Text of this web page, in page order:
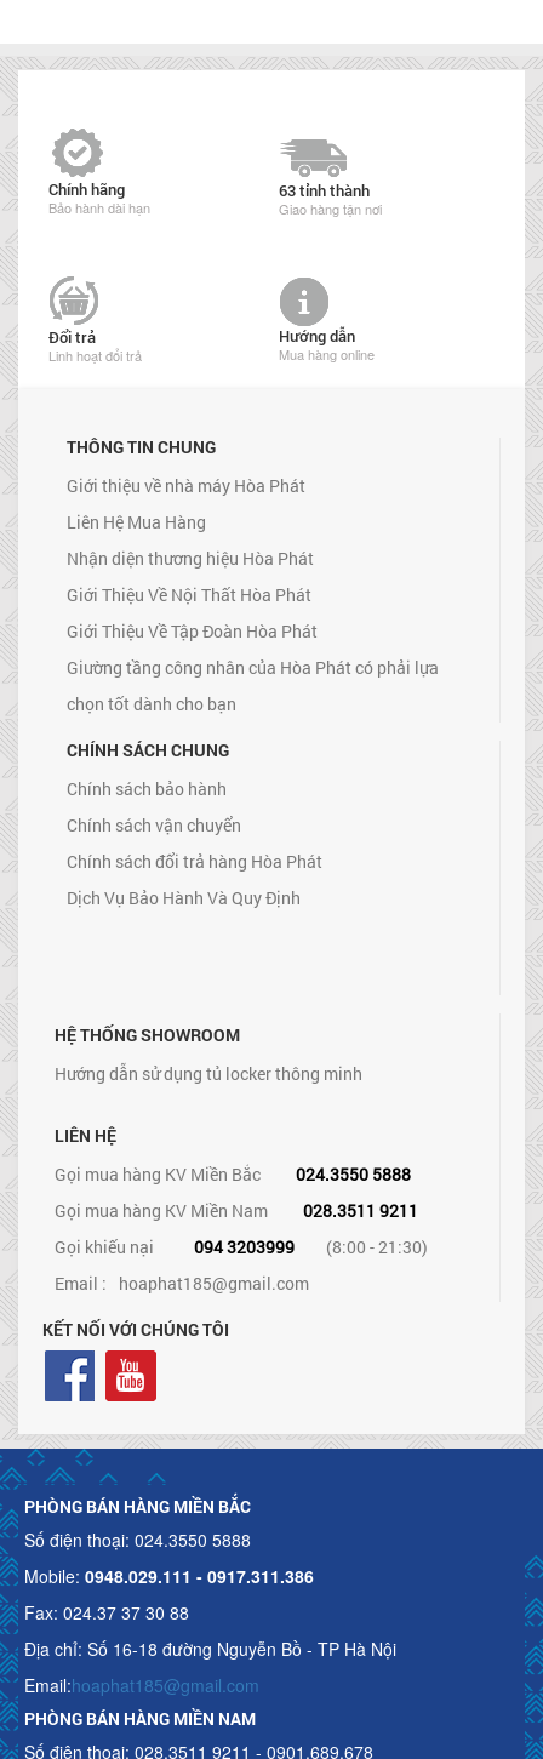
Chính hãng
Bảo hành dài hạn
63 tỉnh thành
Giao hàng tận nơi
Đổi trả
Linh hoạt đổi trả
Hướng dẫn
Mua hàng online
THÔNG TIN CHUNG
Giới thiệu về nhà máy Hòa Phát
Liên Hệ Mua Hàng
Nhận diện thương hiệu Hòa Phát
Giới Thiệu Về Nội Thất Hòa Phát
Giới Thiệu Về Tập Đoàn Hòa Phát
Giường tầng công nhân của Hòa Phát có phải lựa
chọn tốt dành cho bạn
CHÍNH SÁCH CHUNG
Chính sách bảo hành
Chính sách vận chuyển
Chính sách đổi trả hàng Hòa Phát
Dịch Vụ Bảo Hành Và Quy Định
HỆ THỐNG SHOWROOM
Hướng dẫn sử dụng tủ locker thông minh
LIÊN HỆ
Gọi mua hàng KV Miền Bắc
024.3550 5888
Gọi mua hàng KV Miền Nam
028.3511 9211
Gọi khiếu nại
094 3203999
(8:00 - 21:30)
Email : hoaphat185@gmail.com
KẾT NỐI VỚI CHÚNG TÔI
PHÒNG BÁN HÀNG MIỀN BẮC
Số điện thoại: 024.3550 5888
Mobile: 0948.029.111 - 0917.311.386
Fax: 024.37 37 30 88
Địa chỉ: Số 16-18 đường Nguyễn Bồ - TP Hà Nội
Email:hoaphat185@gmail.com
PHÒNG BÁN HÀNG MIỀN NAM
Số điện thoại: 028.3511 9211 - 0901.689.678